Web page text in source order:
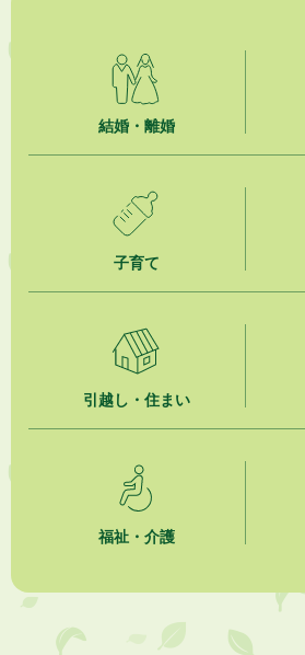
市民の勇気ある応急手当に感謝状を贈呈しまし
夏季休暇期間 開業医等診療予定
「水道カルテ」の公表について
企業版ふるさと納税（地方創生応援税制）のお
【参加者募集】プロ棋士から学ぼう！はじめ
2026年8月1日
市民活動カレンダー（リスト形式）
2026年8月1日
2026年8月1日
市議会だより 第100号 (令和8年8月1日発行)を
結婚・離婚
子育て
引越し・住まい
福祉・介護